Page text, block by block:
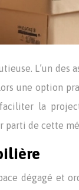
L’un
une option
la
parti de cette
dégagé et